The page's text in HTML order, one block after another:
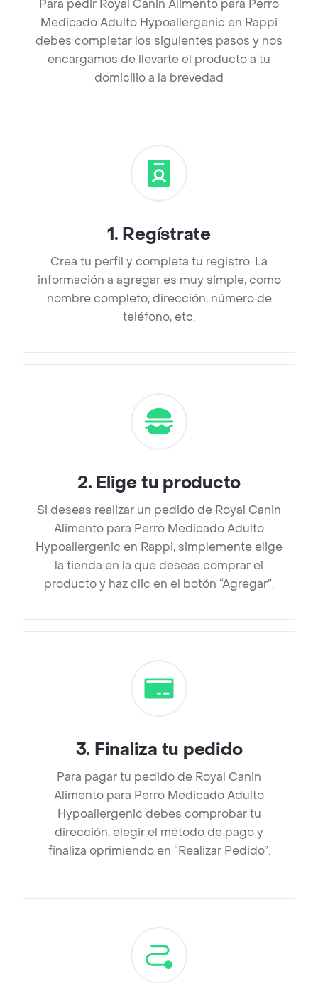
Para pedir Royal Canin Alimento para Perro
Medicado Adulto Hypoallergenic en Rappi
debes completar los siguientes pasos y nos
encargamos de llevarte el producto a tu
domicilio a la brevedad
1. Regístrate
Crea tu perfil y completa tu registro. La
información a agregar es muy simple, como
nombre completo, dirección, número de
teléfono, etc.
2. Elige tu producto
Si deseas realizar un pedido de Royal Canin
Alimento para Perro Medicado Adulto
Hypoallergenic en Rappi, simplemente elige
la tienda en la que deseas comprar el
producto y haz clic en el botón “Agregar”.
3. Finaliza tu pedido
Para pagar tu pedido de Royal Canin
Alimento para Perro Medicado Adulto
Hypoallergenic debes comprobar tu
dirección, elegir el método de pago y
finaliza oprimiendo en “Realizar Pedido”.